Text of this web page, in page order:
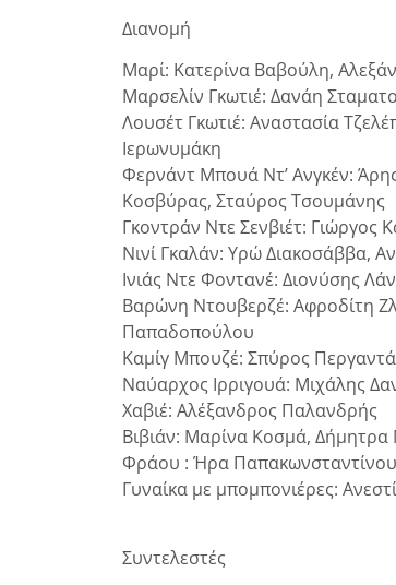
Διανομή
Μαρί: Κατερίνα Βαβούλη,
Μαρσελίν Γκωτιέ: Δανάη
Λουσέτ Γκωτιέ: Αναστασία
Ιερωνυμάκη
Φερνάντ Μπουά Ντ’ Ανγκέν:
Κοσβύρας, Σταύρος Τσουμάνης
Γκοντράν Ντε Σενβιέτ:
Νινί Γκαλάν: Υρώ Διακοσάββα,
Ινιάς Ντε Φοντανέ: Διονύσης
Βαρώνη Ντουβερζέ: Αφροδίτη
Παπαδοπούλου
Καμίγ Μπουζέ: Σπύρος
Ναύαρχος Ιρριγουά: Μιχάλης
Χαβιέ: Αλέξανδρος Παλανδρής
Βιβιάν: Μαρίνα Κοσμά,
Φράου : Ήρα Παπακωνσταντίνου
Γυναίκα με μπομπονιέρες:
Συντελεστές